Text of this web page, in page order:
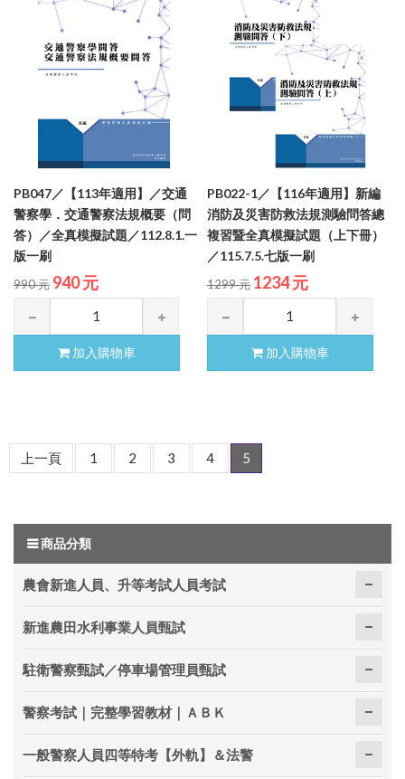
PB047／【113年適用】／交通
警察學．交通警察法規概要（問
答）／全真模擬試題／112.8.1.一
版一刷
990 元 940 元
加入購物車
PB022-1／【116年適用】新編
消防及災害防救法規測驗問答總
複習暨全真模擬試題（上下冊）
／115.7.5.七版一刷
1299 元 1234 元
加入購物車
上一頁 1 2 3 4 5
商品分類
農會新進人員、升等考試人員考試
新進農田水利事業人員甄試
駐衛警察甄試／停車場管理員甄試
警察考試｜完整學習教材｜ＡＢＫ
一般警察人員四等特考【外軌】＆法警